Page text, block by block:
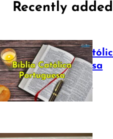
Recently
Bíblia
Portuguesa
July 16, 2025